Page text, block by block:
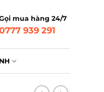
mua hàng 24/7
939 291